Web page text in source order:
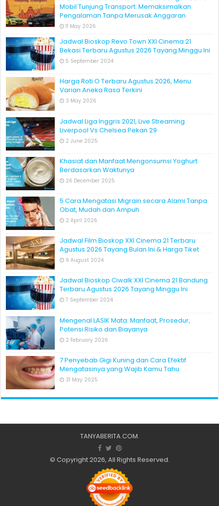
Mobil Tunjung Transport: Memaksimalkan
Pengalaman Tanpa Merusak Anggaran
11 May 2026
Jadwal Bioskop Revo Town XXI Cinema 21
Bekasi Terbaru Agustus 2026 Tayang Minggu Ini
5 September 2024
Harga Roti O Terbaru Agustus 2026, Menu
Varian Aneka Rasa Terkini
3 May 2026
Jadwal Liga Inggris 2021, Live Streaming
Liverpool Vs Chelsea Pekan 29
2 June 2025
Khasiat dan Manfaat Mengonsumsi Yoghurt
Berdasarkan Waktunya
26 December 2025
5 Cara Mengatasi Migrain secara Alami Tanpa
Obat, Mudah dan Ampuh
2 April 2026
Jadwal Film Bioskop XXI Cinema 21 Terbaru
Agustus 2026 Tayang Bulan Ini & Harga Tiket
9 August 2024
Jadwal Bioskop Ciwalk XXI Cinema 21 Bandung
Terbaru Agustus 2026 Tayang Minggu Ini
7 September 2024
Mengenal LASIK Mata: Manfaat, Prosedur,
Potensi Risiko dan Biayanya
2 February 2026
7 Penyebab Gigi Kuning dan Cara Efektif
Mengatasinya yang Wajib Kamu Tahu
31 May 2025
TANYABERITA.COM.
© Copyright 2026, All Rights Reserved.